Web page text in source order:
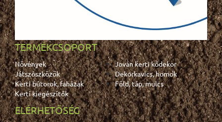
TERMÉKCSOPORT
Növények
Jován kerti kődekor
Játszószközök
Dekorkavics, homok
Kerti bútorok, faházak
Föld, táp, mulcs
Kerti kiegészítők
ELÉRHETŐSÉG